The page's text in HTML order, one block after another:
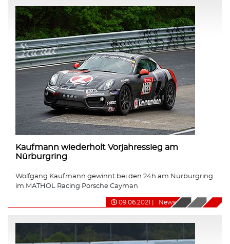
Kaufmann wiederholt Vorjahressieg am
Nürburgring
Wolfgang Kaufmann gewinnt bei den 24h am Nürburgring
im MATHOL Racing Porsche Cayman
09.06.2021 News